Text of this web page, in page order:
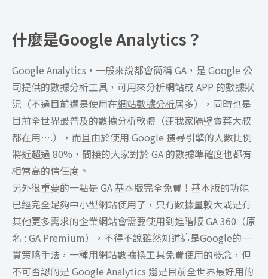
什麼是Google Analytics？
Google Analytics，一般來說都會簡稱 GA，是 Google 公
司提供的數據分析工具，可用來分析網站或 APP 的數據狀
況（不過目前還是使用在網站數據分析居多），同時也是
目前全世界最普及的數據分析軟體（連我家隔壁賣菜大叔
都在用….），而且由於使用 Google 搜尋引擎的人數比例
將近超過 80%，間接的大家對於 GA 的數據準確度也都有
相當高的信任度。
另外很重要的一點是 GA 基本版完全免費！基本版的功能
已經完全足夠中小型網站使用了，只有數據量較大或是有
其他更多需求的企業網站會需要使用到進階版 GA 360（原
名 : GA Premium），不得不說雖然知道這是Google的一
貫策略手法，一種用網站數據換工具免費使用的概念，但
不可否認的是 Google Analytics 還是目前全世界最好用的